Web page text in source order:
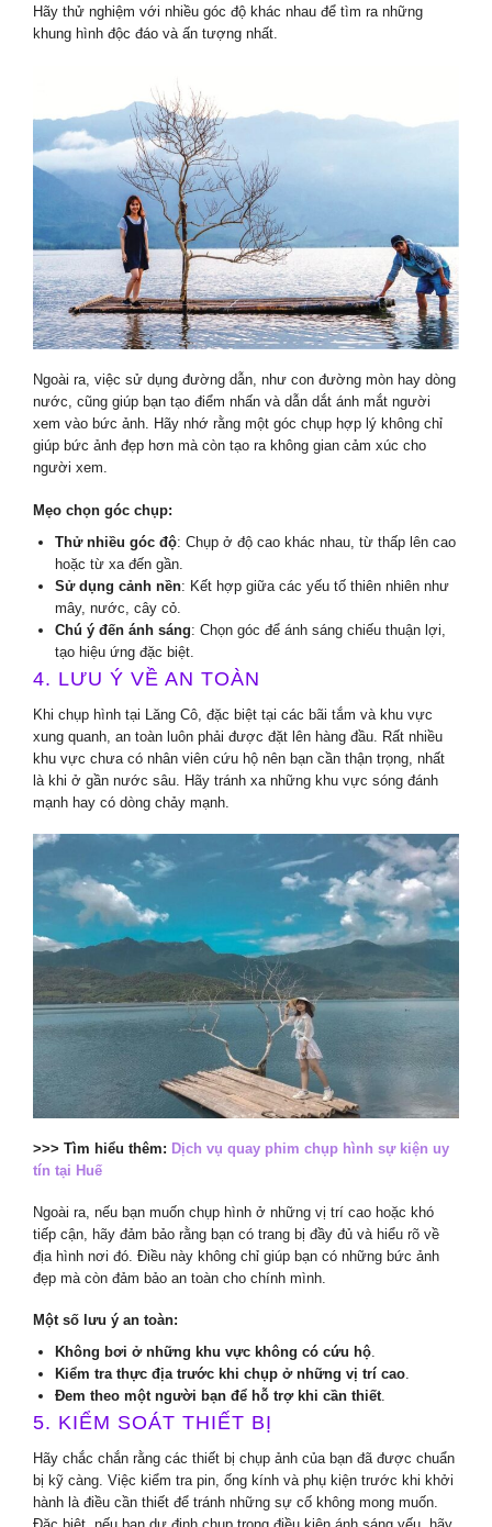
Hãy thử nghiệm với nhiều góc độ khác nhau để tìm ra những
khung hình độc đáo và ấn tượng nhất.
Ngoài ra, việc sử dụng đường dẫn, như con đường mòn hay dòng
nước, cũng giúp bạn tạo điểm nhấn và dẫn dắt ánh mắt người
xem vào bức ảnh. Hãy nhớ rằng một góc chụp hợp lý không chỉ
giúp bức ảnh đẹp hơn mà còn tạo ra không gian cảm xúc cho
người xem.
Mẹo chọn góc chụp:
Thử nhiều góc độ: Chụp ở độ cao khác nhau, từ thấp lên cao
hoặc từ xa đến gần.
Sử dụng cảnh nền: Kết hợp giữa các yếu tố thiên nhiên như
mây, nước, cây cỏ.
Chú ý đến ánh sáng: Chọn góc để ánh sáng chiếu thuận lợi,
tạo hiệu ứng đặc biệt.
4. LƯU Ý VỀ AN TOÀN
Khi chụp hình tại Lăng Cô, đặc biệt tại các bãi tắm và khu vực
xung quanh, an toàn luôn phải được đặt lên hàng đầu. Rất nhiều
khu vực chưa có nhân viên cứu hộ nên bạn cần thận trọng, nhất
là khi ở gần nước sâu. Hãy tránh xa những khu vực sóng đánh
mạnh hay có dòng chảy mạnh.
>>> Tìm hiểu thêm: Dịch vụ quay phim chụp hình sự kiện uy
tín tại Huế
Ngoài ra, nếu bạn muốn chụp hình ở những vị trí cao hoặc khó
tiếp cận, hãy đảm bảo rằng bạn có trang bị đầy đủ và hiểu rõ về
địa hình nơi đó. Điều này không chỉ giúp bạn có những bức ảnh
đẹp mà còn đảm bảo an toàn cho chính mình.
Một số lưu ý an toàn:
Không bơi ở những khu vực không có cứu hộ.
Kiểm tra thực địa trước khi chụp ở những vị trí cao.
Đem theo một người bạn để hỗ trợ khi cần thiết.
5. KIỂM SOÁT THIẾT BỊ
Hãy chắc chắn rằng các thiết bị chụp ảnh của bạn đã được chuẩn
bị kỹ càng. Việc kiểm tra pin, ống kính và phụ kiện trước khi khởi
hành là điều cần thiết để tránh những sự cố không mong muốn.